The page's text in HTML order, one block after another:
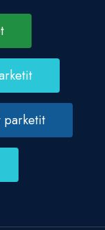
parketit